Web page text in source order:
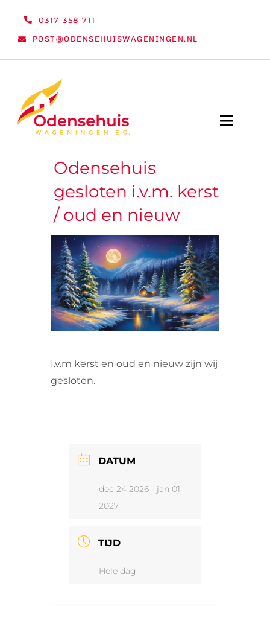
0317 358 711
POST@ODENSEHUISWAGENINGEN.NL
Toggle
WELKOM
ORGANISATIE
VRIJWILLIGERS & STAGIAIRES
CONTACT
Odensehuis
gesloten i.v.m. kerst
/ oud en nieuw
I.v.m kerst en oud en nieuw zijn wij
gesloten.
DATUM
dec 24 2026 - jan 01
2027
TIJD
Hele dag